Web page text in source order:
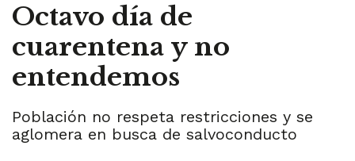
Octavo día de
cuarentena y no
entendemos
Población no respeta restricciones y se
aglomera en busca de salvoconducto